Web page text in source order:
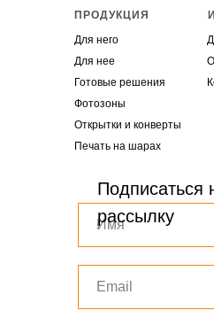
ПРОДУКЦИЯ
Для него
Для нее
Готовые решения
Фотозоны
Открытки и конверты
Печать на шарах
Подписаться
рассылку